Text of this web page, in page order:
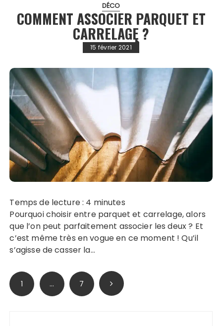
DÉCO
COMMENT ASSOCIER PARQUET ET
CARRELAGE ?
15 février 2021
Temps de lecture : 4 minutes
Pourquoi choisir entre parquet et carrelage, alors
que l’on peut parfaitement associer les deux ? Et
c’est même très en vogue en ce moment ! Qu’il
s’agisse de casser la…
Pagination
des
1 … 7